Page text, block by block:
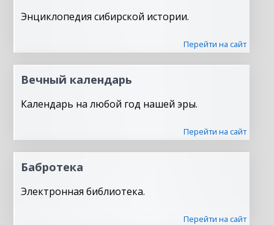
Энциклопедия сибирской истории.
Перейти на сайт
Вечный календарь
Календарь на любой год нашей эры.
Перейти на сайт
Бабротека
Электронная библиотека.
Перейти на сайт